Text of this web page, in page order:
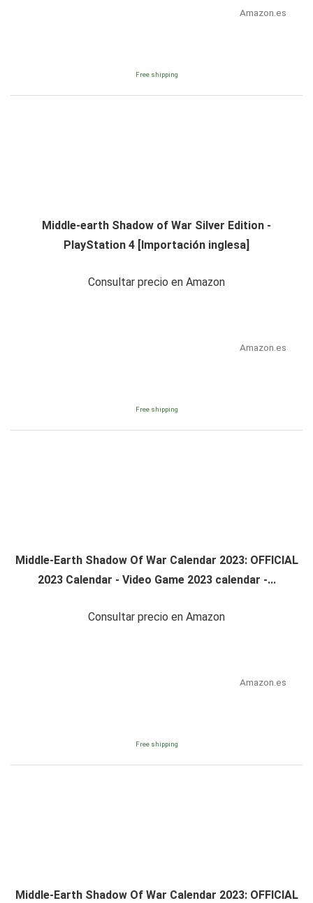
Amazon.es
Free shipping
Middle-earth Shadow of War Silver Edition -
PlayStation 4 [Importación inglesa]
Consultar precio en Amazon
Amazon.es
Free shipping
Middle-Earth Shadow Of War Calendar 2023: OFFICIAL
2023 Calendar - Video Game 2023 calendar -...
Consultar precio en Amazon
Amazon.es
Free shipping
Middle-Earth Shadow Of War Calendar 2023: OFFICIAL